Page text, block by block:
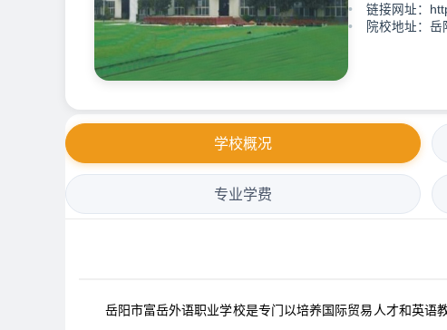
链接网址：
院校地址：
学校概况
专业学费
岳阳市富岳外语职业学校是专门以培养国际贸易人才和英语